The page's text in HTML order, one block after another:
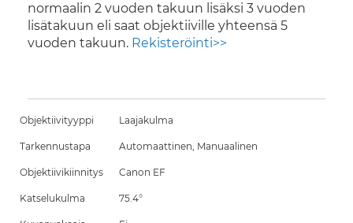
normaalin 2 vuoden takuun lisäksi 3 vuoden
lisätakuun eli saat objektiiville yhteensä 5
vuoden takuun. Rekisteröinti>>
Objektiivityyppi Laajakulma
Tarkennustapa Automaattinen, Manuaalinen
Objektiivikiinnitys Canon EF
Katselukulma 75.4°